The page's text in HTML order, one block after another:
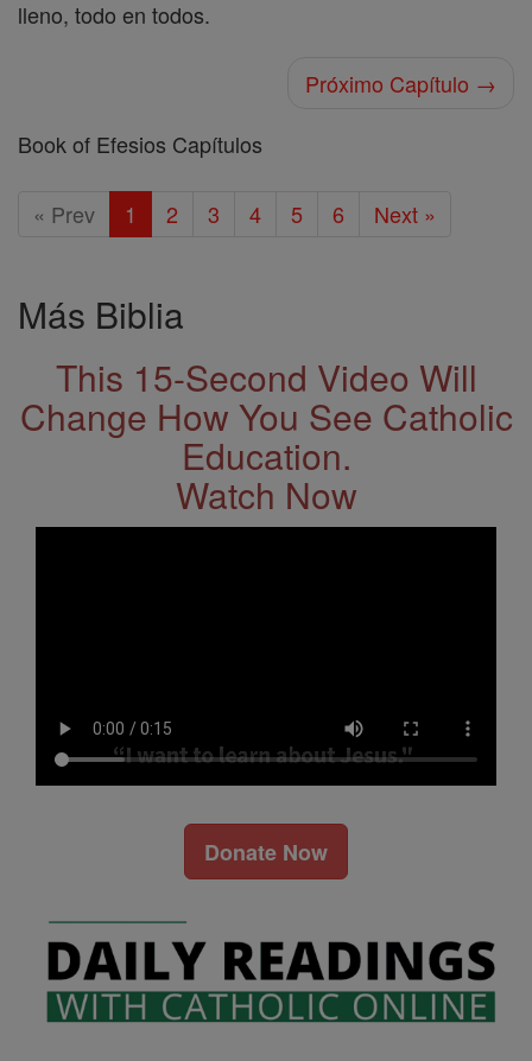
lleno, todo en todos.
Próximo Capítulo →
Book of Efesios Capítulos
« Prev 1 2 3 4 5 6 Next »
Más Biblia
This 15-Second Video Will
Change How You See Catholic
Education.
Watch Now
Donate Now